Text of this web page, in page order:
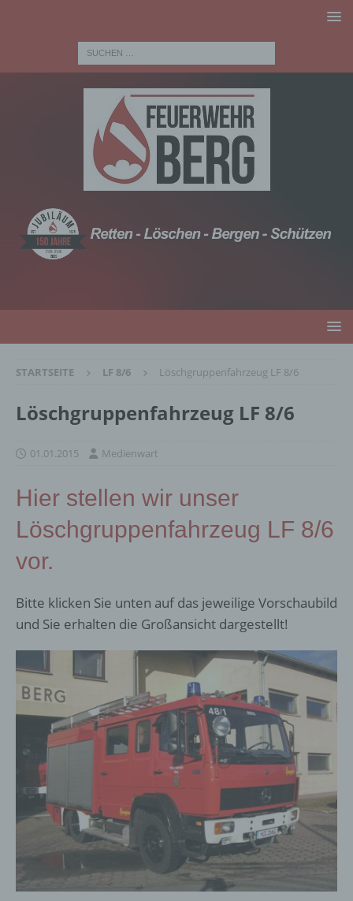
STARTSEITE LF 8/6 Löschgruppenfahrzeug LF 8/6
Löschgruppenfahrzeug LF 8/6
01.01.2015 Medienwart
Hier stellen wir unser
Löschgruppenfahrzeug LF 8/6
vor.
Bitte klicken Sie unten auf das jeweilige Vorschaubild
und Sie erhalten die Großansicht dargestellt!